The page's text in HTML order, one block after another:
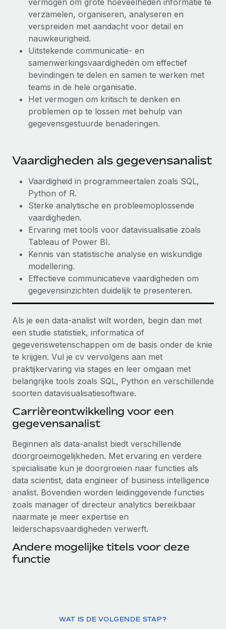
vermogen om grote hoeveelheden informatie te
verzamelen, organiseren, analyseren en
verspreiden met aandacht voor detail en
nauwkeurigheid.
Uitstekende communicatie- en
samenwerkingsvaardigheden om effectief
bevindingen te delen en samen te werken met
teams in de hele organisatie.
Het vermogen om kritisch te denken en
problemen op te lossen met behulp van
gegevensgestuurde benaderingen.
Vaardigheden als gegevensanalist
Vaardigheid in programmeertalen zoals SQL,
Python of R.
Sterke analytische en probleemoplossende
vaardigheden.
Ervaring met tools voor datavisualisatie zoals
Tableau of Power BI.
Kennis van statistische analyse en wiskundige
modellering.
Effectieve communicatieve vaardigheden om
gegevensinzichten duidelijk te presenteren.
Als je een data-analist wilt worden, begin dan met
een studie statistiek, informatica of
gegevenswetenschappen om de basis onder de knie
te krijgen. Vul je cv vervolgens aan met
praktijkervaring via stages en leer omgaan met
belangrijke tools zoals SQL, Python en verschillende
soorten datavisualisatiesoftware.
Carrièreontwikkeling voor een
gegevensanalist
Beginnen als data-analist biedt verschillende
doorgroeimogelijkheden. Met ervaring en verdere
specialisatie kun je doorgroeien naar functies als
data scientist, data engineer of business intelligence
analist. Bovendien worden leidinggevende functies
zoals manager of directeur analytics bereikbaar
naarmate je meer expertise en
leiderschapsvaardigheden verwerft.
Andere mogelijke titels voor deze
functie
WAT IS DE VOLGENDE STAP?